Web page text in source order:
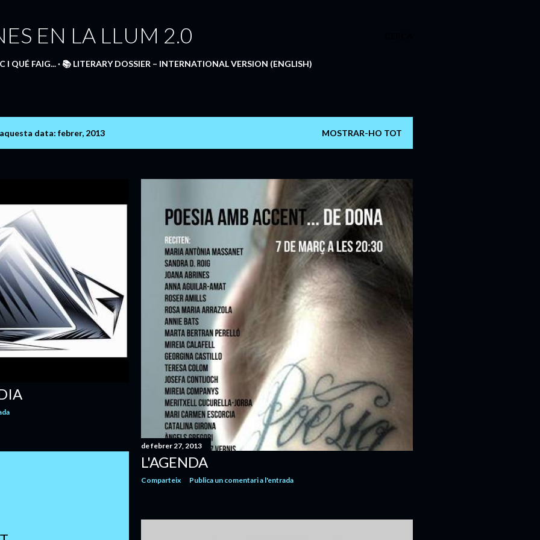
EN LA LLUM 2.0
I QUÉ FAIG... 📚 LITERARY DOSSIER – INTERNATIONAL VERSION (ENGLISH)
data: febrer, 2013 MOSTRAR-HO TOT
de febrer 27, 2013
L'AGENDA
Comparteix Publica un comentari a l'entrada